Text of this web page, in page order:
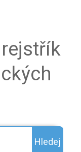
rejstřík
Hledej